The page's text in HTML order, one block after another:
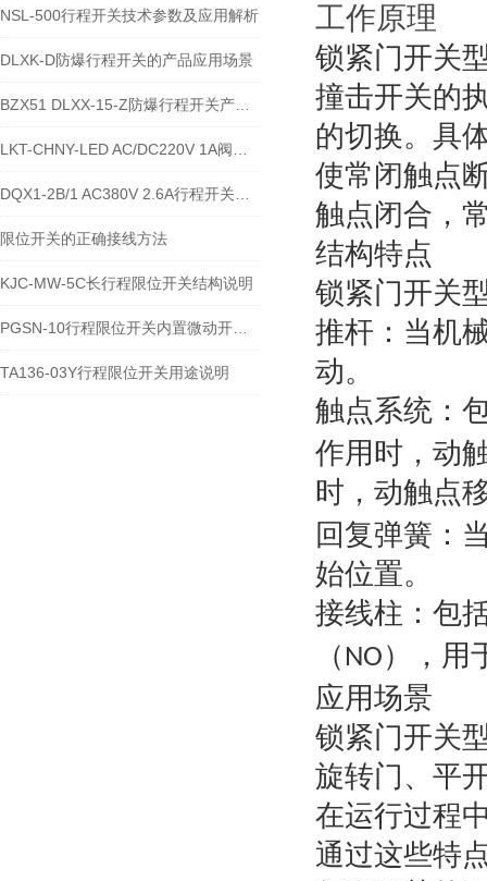
NSL-500行程开关技术参数及应用解析
DLXK-D防爆行程开关的产品应用场景
限位开关的正确接线方法
KJC-MW-5C长行程限位开关结构说明
TA136-03Y行程限位开关用途说明
工作原理
锁紧门开关
撞击开关的
的切换。具
使常闭触点
触点闭合，
结构特点
锁紧门开关
推杆‌：当机
动。
触点系统‌：
作用时，动
时，动触点
回复弹簧‌：
始位置‌。
接线柱‌：包
（ NO），用
应用场景
锁紧门开关
旋转门、平
在运行过程
通过这些特